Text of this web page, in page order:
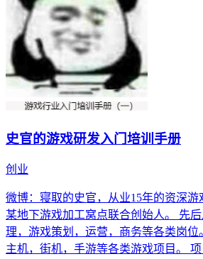
史官的游戏研发入门培训手册
创业
微博：寝取的史官，从业15年的资深游
某地下游戏加工窝点联合创始人。 先
理，游戏策划，运营，商务等各类岗位
主机，街机，手游等各类游戏项目。